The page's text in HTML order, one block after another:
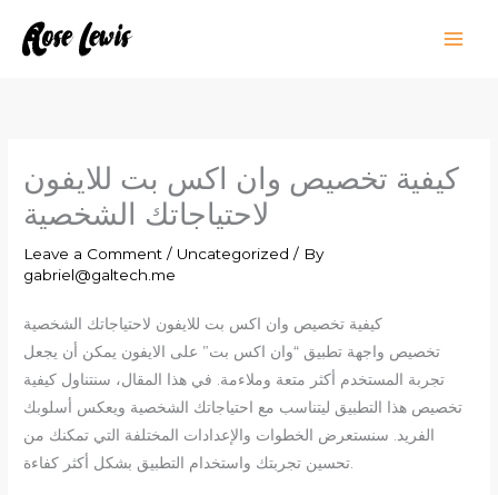
كيفية تخصيص وان اكس بت للايفون
لاحتياجاتك الشخصية
Leave a Comment / Uncategorized / By
gabriel@galtech.me
كيفية تخصيص وان اكس بت للايفون لاحتياجاتك الشخصية
تخصيص واجهة تطبيق “وان اكس بت” على الايفون يمكن أن يجعل
تجربة المستخدم أكثر متعة وملاءمة. في هذا المقال، سنتناول كيفية
تخصيص هذا التطبيق ليتناسب مع احتياجاتك الشخصية ويعكس أسلوبك
الفريد. سنستعرض الخطوات والإعدادات المختلفة التي تمكنك من